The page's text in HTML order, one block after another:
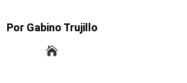
Por Gabino Trujillo